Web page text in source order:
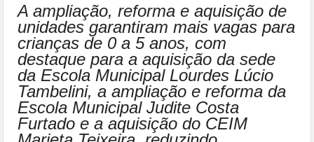
A ampliação, reforma e aquisição de
unidades garantiram mais vagas para
crianças de 0 a 5 anos, com
destaque para a aquisição da sede
da Escola Municipal Lourdes Lúcio
Tambelini, a ampliação e reforma da
Escola Municipal Judite Costa
Furtado e a aquisição do CEIM